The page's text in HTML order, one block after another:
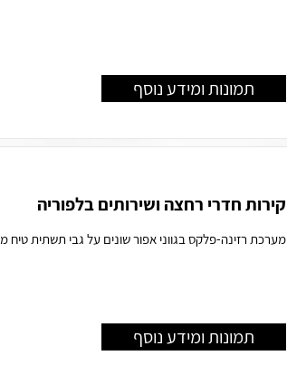
תמונות ומידע נוסף
קירות חדרי רחצה ושירותים בלפוריה
מערכת רזינה-פלקס בגווני אפור שונים על גבי תשתית טיח
תמונות ומידע נוסף